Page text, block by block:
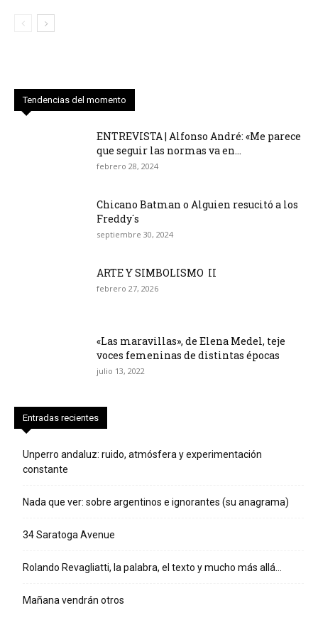
Tendencias del momento
ENTREVISTA | Alfonso André: «Me parece
que seguir las normas va en...
febrero 28, 2024
Chicano Batman o Alguien resucitó a los
Freddy´s
septiembre 30, 2024
ARTE Y SIMBOLISMO II
febrero 27, 2026
«Las maravillas», de Elena Medel, teje
voces femeninas de distintas épocas
julio 13, 2022
Entradas recientes
Unperro andaluz: ruido, atmósfera y experimentación
constante
Nada que ver: sobre argentinos e ignorantes (su anagrama)
34 Saratoga Avenue
Rolando Revagliatti, la palabra, el texto y mucho más allá…
Mañana vendrán otros